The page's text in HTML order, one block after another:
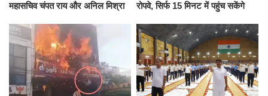
महासचिव चंपत राय और अनिल मिश्रा
को नहीं...
रोपवे, सिर्फ 15 मिनट में पहुंच सकेंगे
किराया